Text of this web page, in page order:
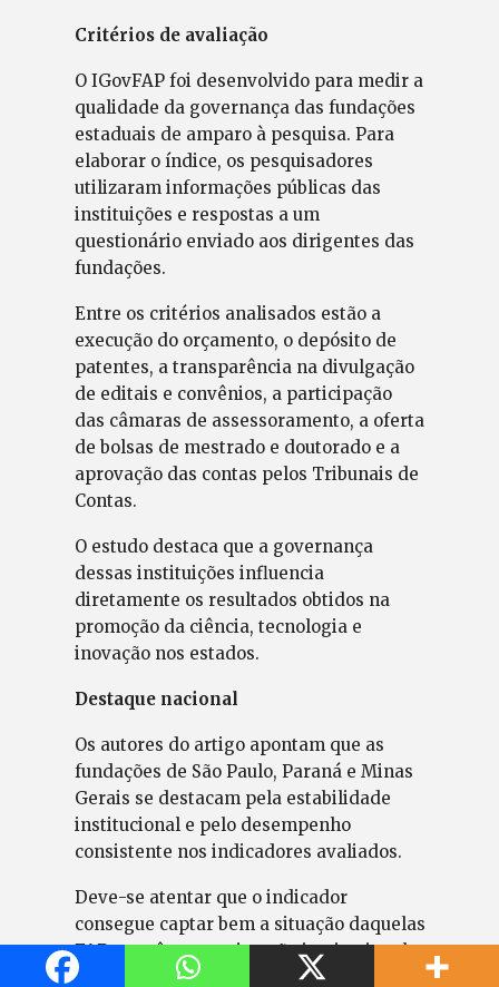
Critérios de avaliação
O IGovFAP foi desenvolvido para medir a
qualidade da governança das fundações
estaduais de amparo à pesquisa. Para
elaborar o índice, os pesquisadores
utilizaram informações públicas das
instituições e respostas a um
questionário enviado aos dirigentes das
fundações.
Entre os critérios analisados estão a
execução do orçamento, o depósito de
patentes, a transparência na divulgação
de editais e convênios, a participação
das câmaras de assessoramento, a oferta
de bolsas de mestrado e doutorado e a
aprovação das contas pelos Tribunais de
Contas.
O estudo destaca que a governança
dessas instituições influencia
diretamente os resultados obtidos na
promoção da ciência, tecnologia e
inovação nos estados.
Destaque nacional
Os autores do artigo apontam que as
fundações de São Paulo, Paraná e Minas
Gerais se destacam pela estabilidade
institucional e pelo desempenho
consistente nos indicadores avaliados.
Deve-se atentar que o indicador
consegue captar bem a situação daquelas
FAP que têm uma situação institucional
mais estável, como é o caso de São Paulo,